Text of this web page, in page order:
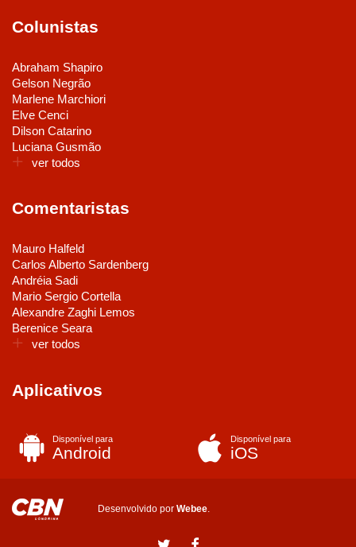
Colunistas
Abraham Shapiro
Gelson Negrão
Marlene Marchiori
Elve Cenci
Dilson Catarino
Luciana Gusmão
ver todos
Comentaristas
Mauro Halfeld
Carlos Alberto Sardenberg
Andréia Sadi
Mario Sergio Cortella
Alexandre Zaghi Lemos
Berenice Seara
ver todos
Aplicativos
Disponível para
Android
Disponível para
iOS
Desenvolvido por Webee